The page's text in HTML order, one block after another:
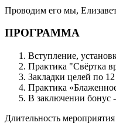
Проводим его мы,
ПРОГРАММА
Вступление,
Практика "Свёртка
Закладки целей по
Практика
В заключении бонус
Длительность мероприятия